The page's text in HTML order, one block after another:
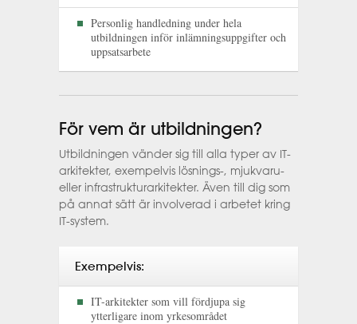
Personlig handledning under hela
utbildningen inför inlämningsuppgifter och
uppsatsarbete
För vem är utbildningen?
Utbildningen vänder sig till alla typer av IT-
arkitekter, exempelvis lösnings-, mjukvaru-
eller infrastrukturarkitekter. Även till dig som
på annat sätt är involverad i arbetet kring
IT-system.
Exempelvis:
IT-arkitekter som vill fördjupa sig
ytterligare inom yrkesområdet